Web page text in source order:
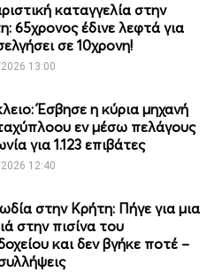
καταγγελία στην
65χρονος έδινε λεφτά για
σε 10χρονη!
13:00
Έσβησε η κύρια μηχανή
εν μέσω πελάγους
για 1.123 επιβάτες
12:40
στην Κρήτη: Πήγε για μια
στην πισίνα του
και δεν βγήκε ποτέ –